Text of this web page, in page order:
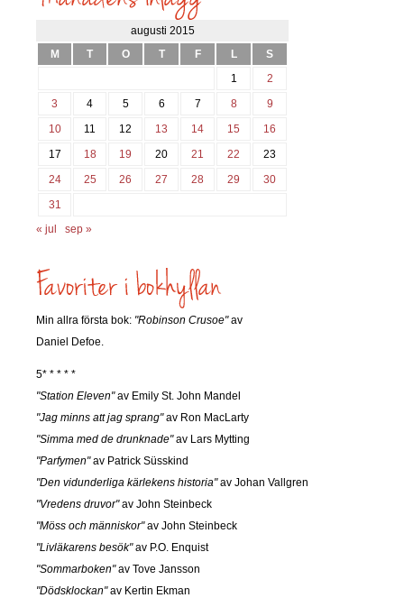
augusti 2015
M
T O T F L
S
1
2
3
4 5 6 7 8
9
10
11 12 13 14 15
16
17
18 19 20 21 22
23
24
25 26 27 28 29
30
31
« jul
sep »
Min allra första bok: "Robinson Crusoe"av
Daniel Defoe.
5* * * * *
"Station Eleven"av Emily St. John Mandel
"Jag minns att jag sprang"av Ron MacLarty
"Simma med de drunknade"av Lars Mytting
"Parfymen"av Patrick Süsskind
"Den vidunderliga kärlekens historia"av Johan Vallgren
"Vredens druvor"av John Steinbeck
"Möss och människor"av John Steinbeck
"Livläkarens besök"av P.O. Enquist
"Sommarboken"av Tove Jansson
"Dödsklockan"av Kertin Ekman